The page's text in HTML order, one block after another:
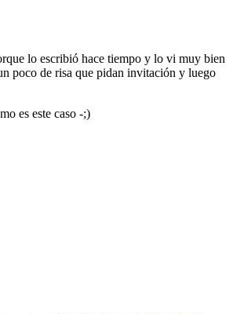
lo escribió hace tiempo y lo vi muy bien
poco de risa que pidan invitación y luego
es este caso -;)